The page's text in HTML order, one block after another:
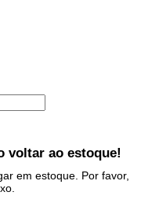
voltar ao estoque!
em estoque. Por favor,